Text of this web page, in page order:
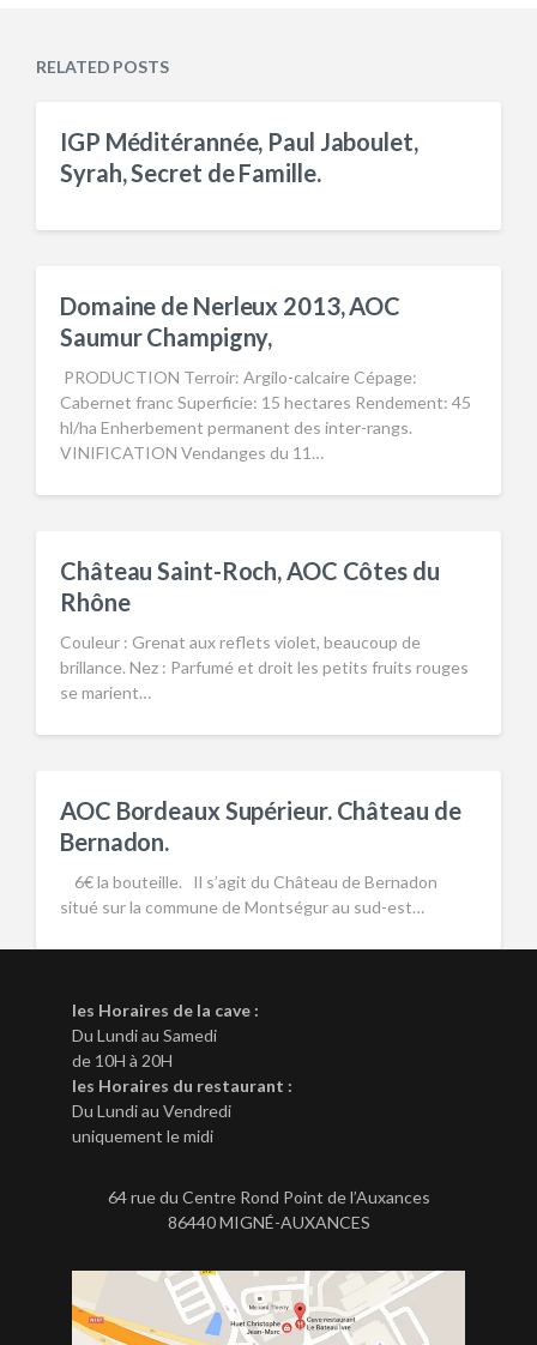
RELATED POSTS
IGP Méditérannée, Paul Jaboulet,
Syrah, Secret de Famille.
Domaine de Nerleux 2013, AOC
Saumur Champigny,
PRODUCTION Terroir: Argilo-calcaire Cépage:
Cabernet franc Superficie: 15 hectares Rendement: 45
hl/ha Enherbement permanent des inter-rangs.
VINIFICATION Vendanges du 11…
Château Saint-Roch, AOC Côtes du
Rhône
Couleur : Grenat aux reflets violet, beaucoup de
brillance. Nez : Parfumé et droit les petits fruits rouges
se marient…
AOC Bordeaux Supérieur. Château de
Bernadon.
6€ la bouteille. Il s’agit du Château de Bernadon
situé sur la commune de Montségur au sud-est…
les Horaires de la cave :
Du Lundi au Samedi
de 10H à 20H
les Horaires du restaurant :
Du Lundi au Vendredi
uniquement le midi
64 rue du Centre Rond Point de l’Auxances
86440 MIGNÉ-AUXANCES